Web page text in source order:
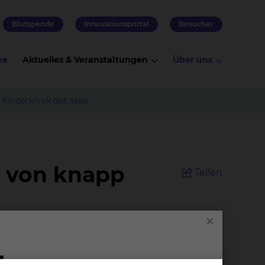
Blutspende Innovationsportal Besucher
Aktuelles & Veranstaltungen Über uns
des skbs
knapp
Teilen